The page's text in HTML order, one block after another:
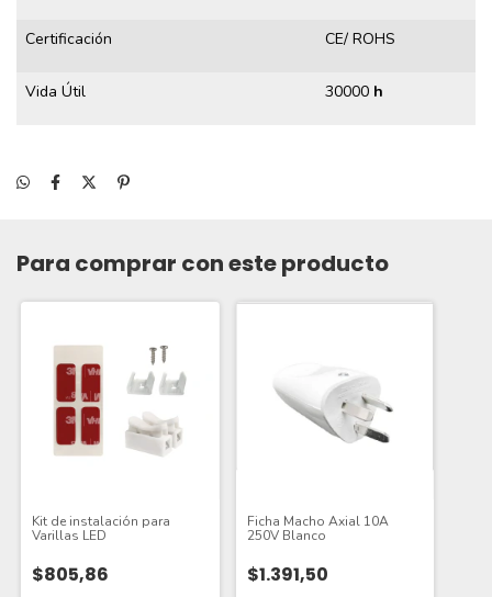
Certificación CE/ ROHS
Vida Útil 30000 h
Para comprar con este producto
Kit de instalación para
Varillas LED
$805,86
Ficha Macho Axial 10A
250V Blanco
$1.391,50